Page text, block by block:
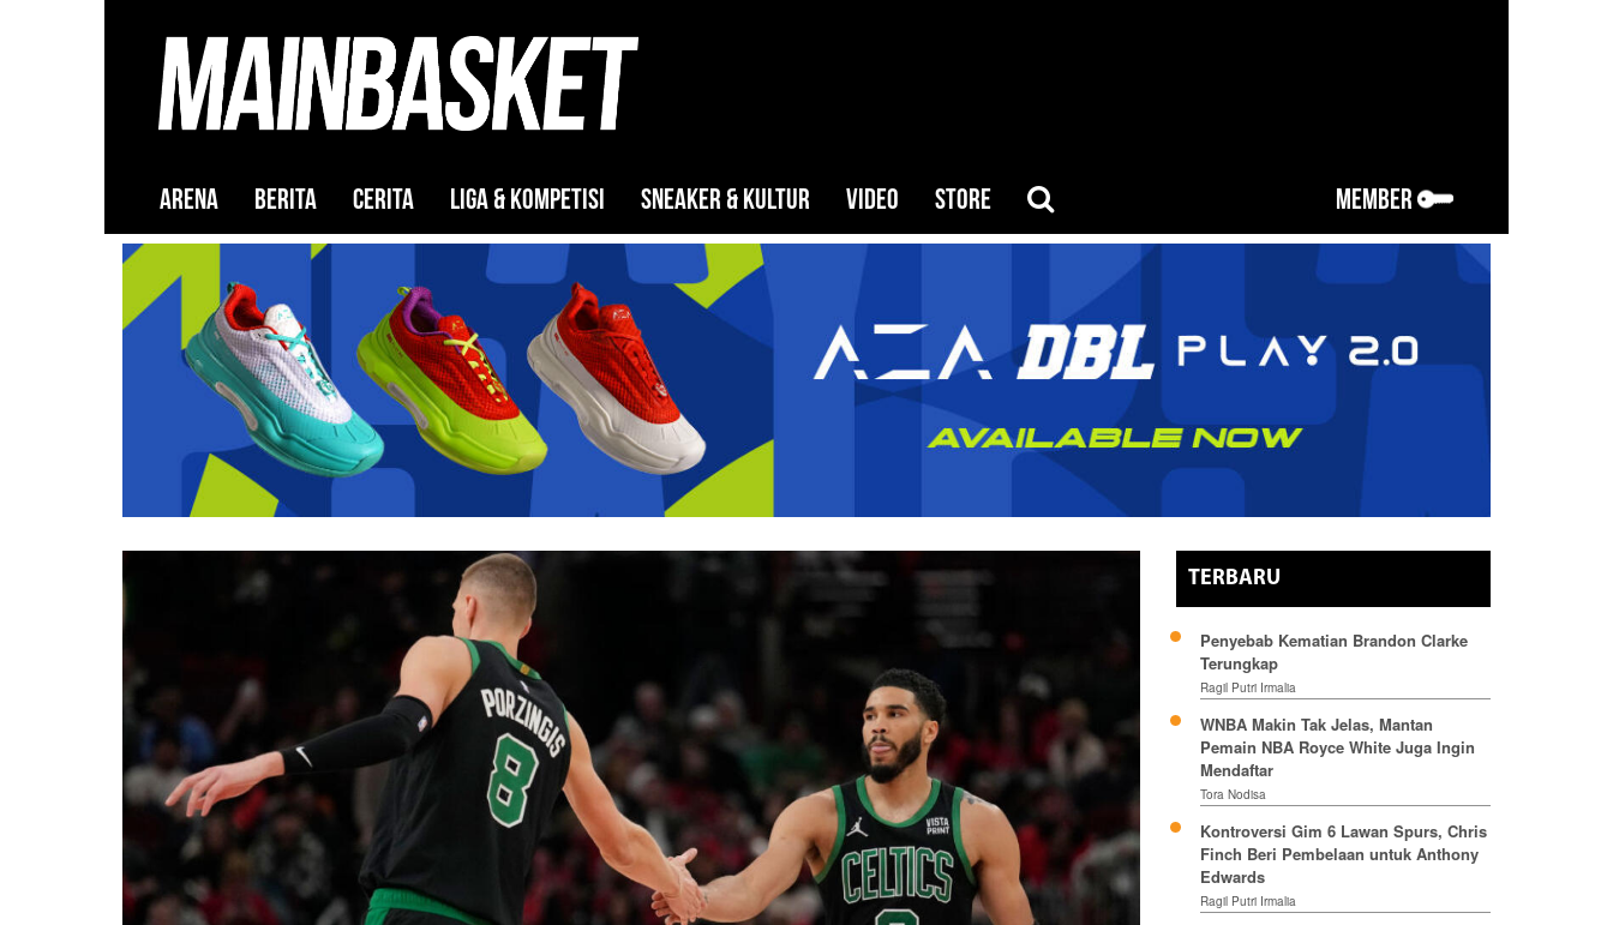
ARENA BERITA CERITA LIGA & KOMPETISI SNEAKER & KULTUR VIDEO STORE MEMBER
TERBARU
Penyebab Kematian Brandon Clarke
Terungkap
Ragil Putri Irmalia
WNBA Makin Tak Jelas, Mantan
Pemain NBA Royce White Juga Ingin
Mendaftar
Tora Nodisa
Kontroversi Gim 6 Lawan Spurs, Chris
Finch Beri Pembelaan untuk Anthony
Edwards
Ragil Putri Irmalia